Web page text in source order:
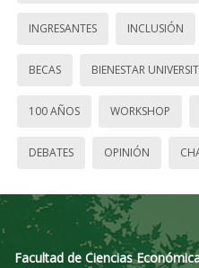
INGRESANTES INCLUSIÓN
BECAS BIENESTAR
100 AÑOS WORKSHOP
DEBATES OPINIÓN
Facultad de Ciencias